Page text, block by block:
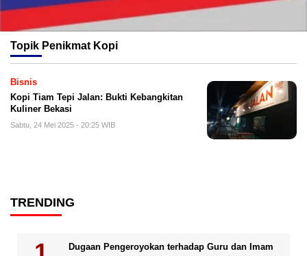
Topik Penikmat Kopi
Bisnis
Kopi Tiam Tepi Jalan: Bukti Kebangkitan
Kuliner Bekasi
Sabtu, 24 Mei 2025 - 20:25 WIB
TRENDING
Dugaan Pengeroyokan terhadap Guru dan Imam